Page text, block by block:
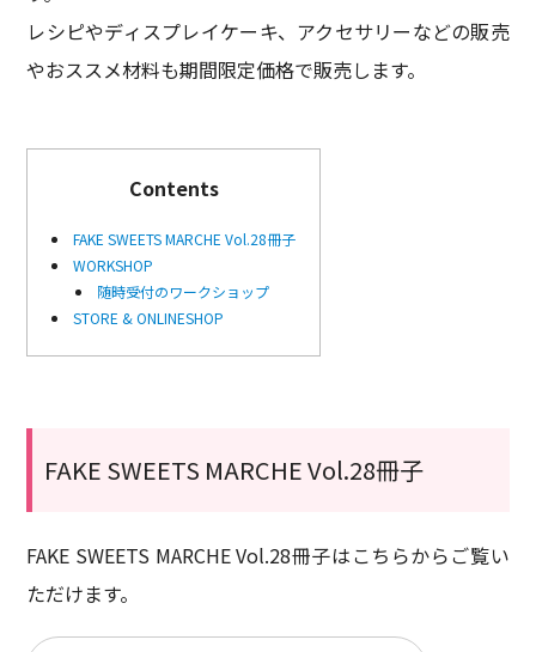
レシピやディスプレイケーキ、アクセサリーなどの販売
やおススメ材料も期間限定価格で販売します。
Contents
FAKE SWEETS MARCHE Vol.28冊子
WORKSHOP
随時受付のワークショップ
STORE & ONLINESHOP
FAKE SWEETS MARCHE Vol.28冊子
FAKE SWEETS MARCHE Vol.28冊子はこちらからご覧い
ただけます。